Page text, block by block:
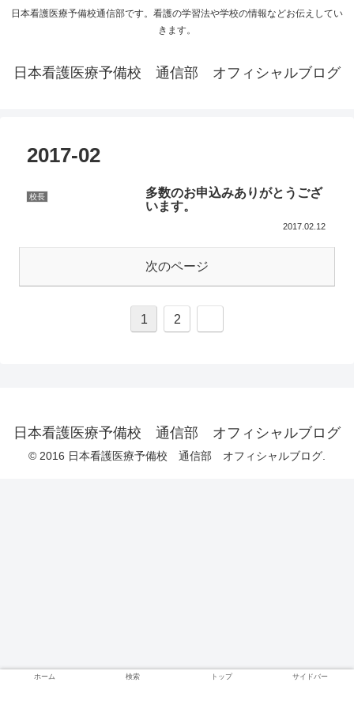
日本看護医療予備校通信部です。看護の学習法や学校の情報などお伝えしてい
きます。
日本看護医療予備校 通信部 オフィシャルブログ
2017-02
校長
多数のお申込みありがとうござ
います。
2017.02.12
次のページ
1 2
日本看護医療予備校 通信部 オフィシャルブログ
© 2016 日本看護医療予備校 通信部 オフィシャルブログ.
ホーム 検索 トップ サイドバー